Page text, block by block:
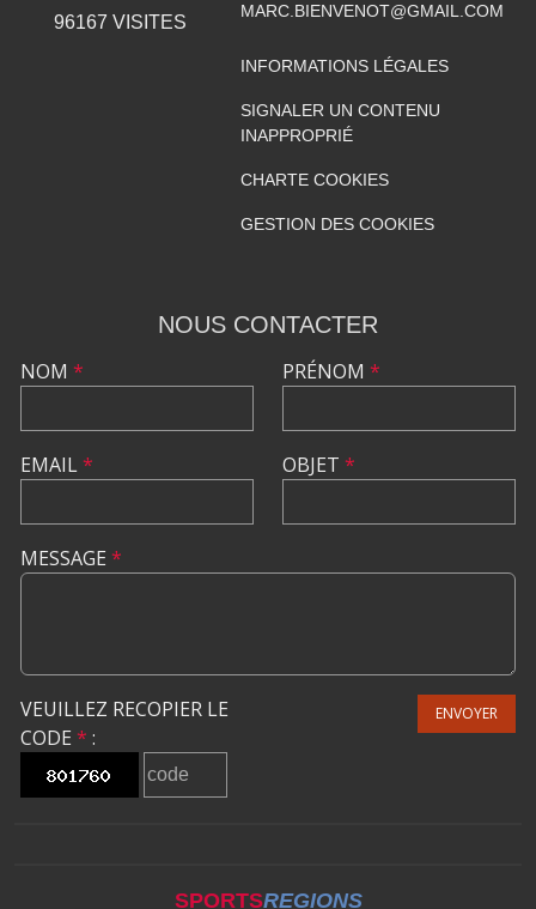
96167 VISITES
MARC.BIENVENOT@GMAIL.COM
INFORMATIONS LÉGALES
SIGNALER UN CONTENU
INAPPROPRIÉ
CHARTE COOKIES
GESTION DES COOKIES
NOUS CONTACTER
NOM *
EMAIL*
PRÉNOM *
OBJET *
MESSAGE *
VEUILLEZ RECOPIER LE
CODE * :
ENVOYER
SPORTSREGIONS